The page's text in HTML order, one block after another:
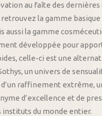
au faîte des dernières
la gamme basique
aussi la gamme
développée pour
celle-ci est une
un univers de
raffinement extrême,
d’excellence et de
instituts du monde entier.